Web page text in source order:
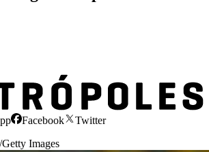
Facebook
Twitter
Images